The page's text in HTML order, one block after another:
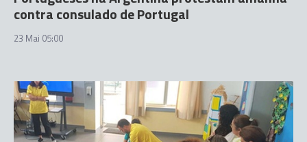
contra consulado de Portugal
23 Mai 05:00